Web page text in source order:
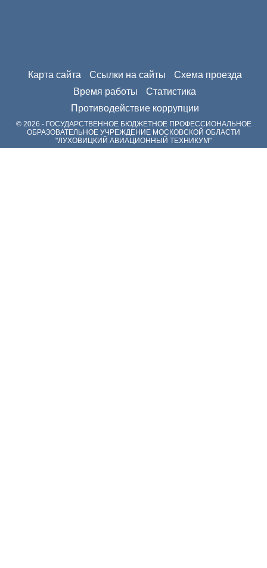
Карта сайта Ссылки на сайты
Схема проезда
Время работы
Статистика
Противодействие коррупции
© 2026 - ГОСУДАРСТВЕННОЕ БЮДЖЕТНОЕ ПРОФЕССИОНАЛЬНОЕ
ОБРАЗОВАТЕЛЬНОЕ УЧРЕЖДЕНИЕ МОСКОВСКОЙ ОБЛАСТИ
"ЛУХОВИЦКИЙ АВИАЦИОННЫЙ ТЕХНИКУМ"